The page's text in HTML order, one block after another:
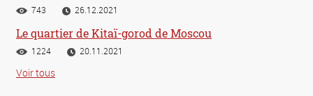
743 26.12.2021
Le quartier de Kitaï-gorod de Moscou
1224 20.11.2021
Voir tous